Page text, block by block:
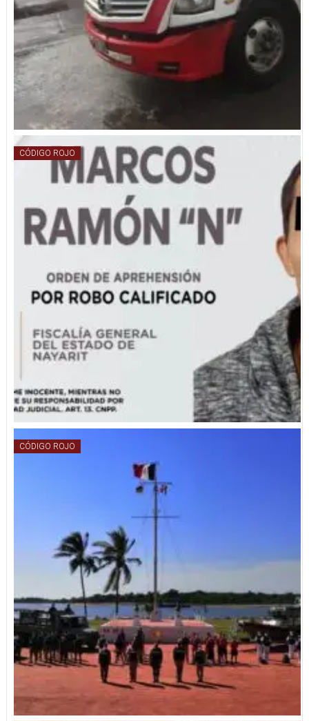
CÓDIGO ROJO
CÓDIGO ROJO